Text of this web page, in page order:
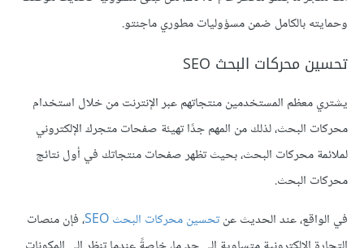
وحمايته بالكامل ضمن مسؤوليات مطوري ماجنتو.
تحسين محركات البحث SEO
يشتري معظم المستخدمين منتجاتهم عبر الإنترنت من خلال استخدام
محركات البحث، لذلك من المهم جدًا تهيئة صفحات متجرك الإلكتروني
لملائمة محركات البحث، بحيث تظهر صفحات منتجاتك في أول نتائج
محركات البحث.
في الواقع، عند الحديث عنتحسين محركات البحث SEO
، فإن منصات